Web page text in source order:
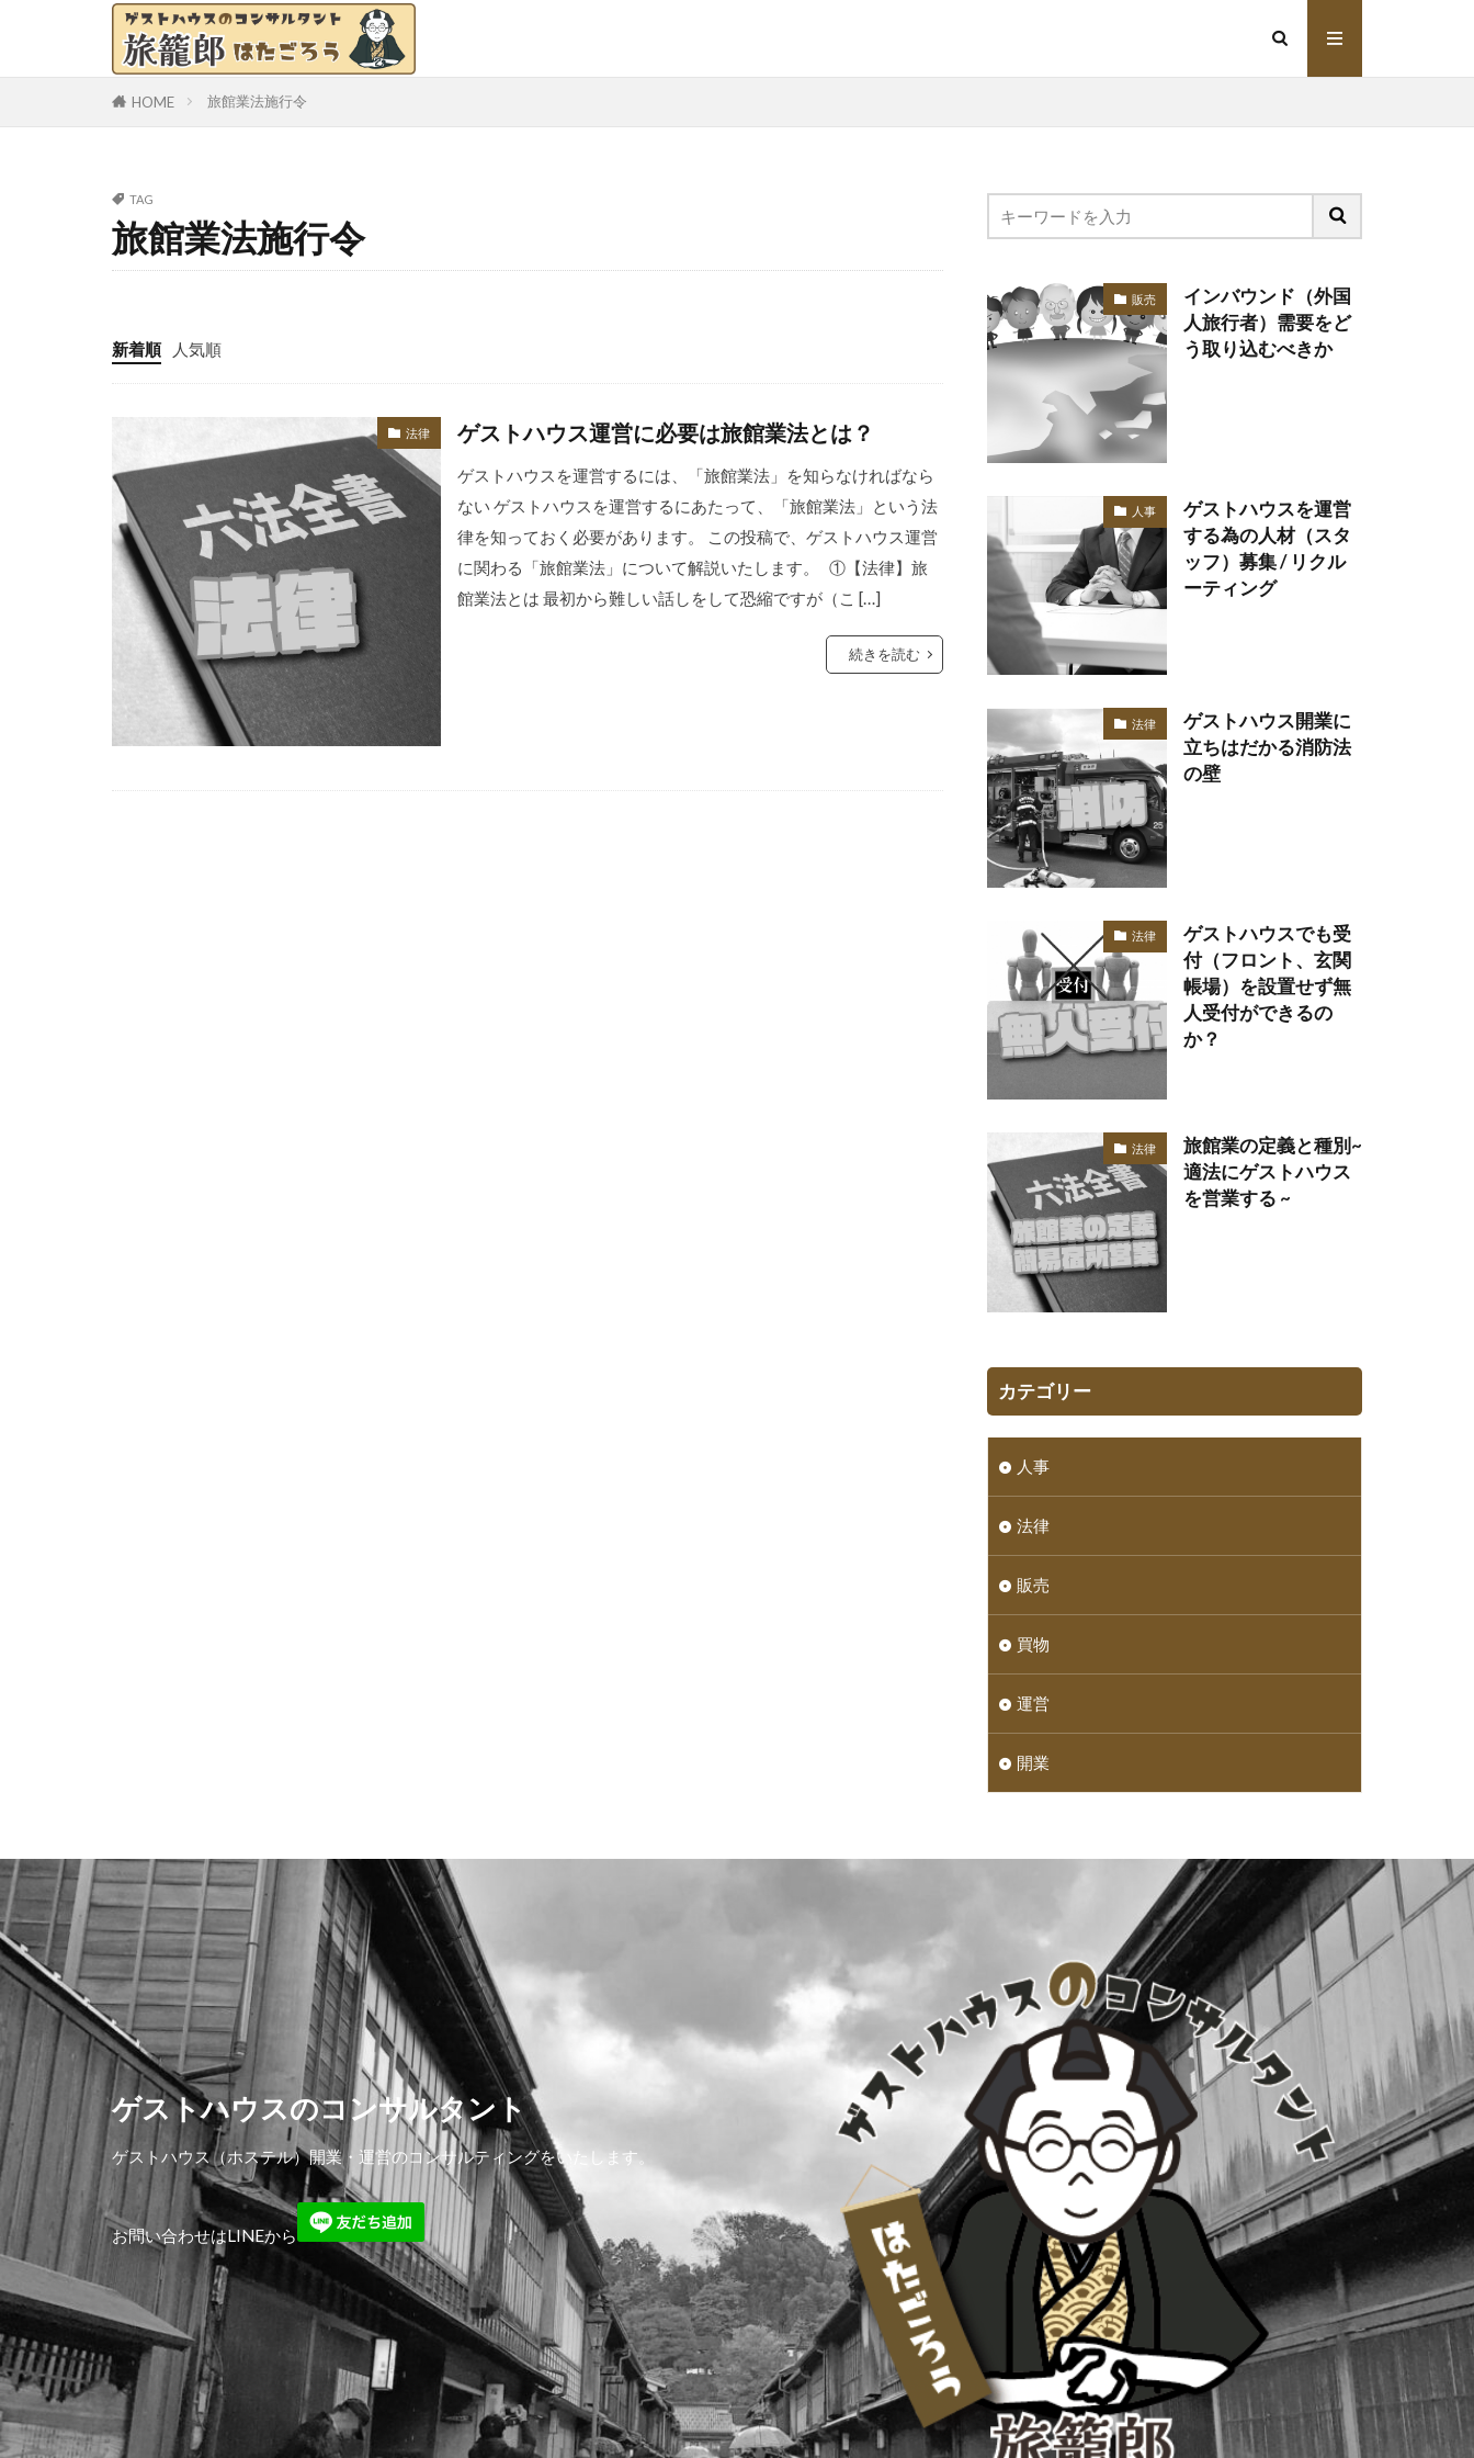
HOME 旅館業法施行令
TAG
旅館業法施行令
新着順 人気順
法律 ゲストハウス運営に必要は旅館業法とは？
ゲストハウスを運営するには、「旅館業法」を知らなければなら
ない ゲストハウスを運営するにあたって、「旅館業法」という法
律を知っておく必要があります。 この投稿で、ゲストハウス運営
に関わる「旅館業法」について解説いたします。 ①【法律】旅
館業法とは 最初から難しい話しをして恐縮ですが（こ […]
続きを読む
販売
インバウンド（外国
人旅行者）需要をど
う取り込むべきか
人事
ゲストハウスを運営
する為の人材（スタ
ッフ）募集 / リクル
ーティング
法律
ゲストハウス開業に
立ちはだかる消防法
の壁
法律
ゲストハウスでも受
付（フロント、玄関
帳場）を設置せず無
人受付ができるの
か？
法律
旅館業の定義と種別~
適法にゲストハウス
を営業する ~
カテゴリー
人事
法律
販売
買物
運営
開業
ゲストハウスのコンサルタント
ゲストハウス（ホステル）開業・運営のコンサルティングをいたします。
お問い合わせはLINEから